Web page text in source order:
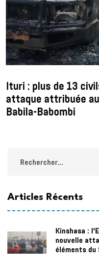
Ituri : plus de 13
attaque attribuée
Babila-Babombi
Articles Récents
Kinshasa :
nouvelle
éléments du